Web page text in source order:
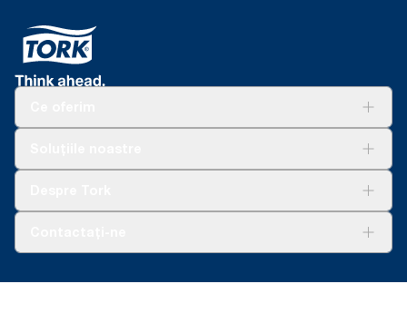
Essity Hungary Kft. Professional Hygiene